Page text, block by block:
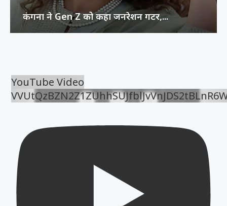
YouTube Video
कंगना ने Gen Z को कहा जनरेशन गटर,...